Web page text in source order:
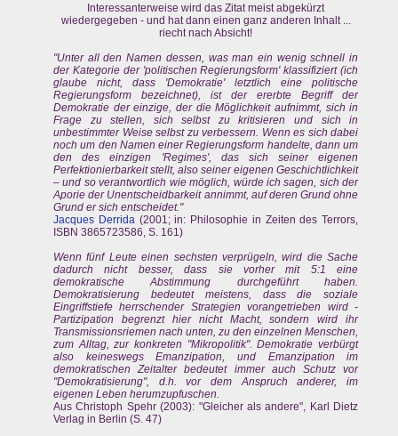
Interessanterweise wird das Zitat meist abgekürzt
wiedergegeben - und hat dann einen ganz anderen Inhalt ...
riecht nach Absicht!
"Unter all den Namen dessen, was man ein wenig schnell in
der Kategorie der 'politischen Regierungsform' klassifiziert (ich
glaube nicht, dass 'Demokratie' letztlich eine politische
Regierungsform bezeichnet), ist der ererbte Begriff der
Demokratie der einzige, der die Möglichkeit aufnimmt, sich in
Frage zu stellen, sich selbst zu kritisieren und sich in
unbestimmter Weise selbst zu verbessern. Wenn es sich dabei
noch um den Namen einer Regierungsform handelte, dann um
den des einzigen 'Regimes', das sich seiner eigenen
Perfektionierbarkeit stellt, also seiner eigenen Geschichtlichkeit
– und so verantwortlich wie möglich, würde ich sagen, sich der
Aporie der Unentscheidbarkeit annimmt, auf deren Grund ohne
Grund er sich entscheidet."
Jacques Derrida (2001; in: Philosophie in Zeiten des Terrors,
ISBN 3865723586, S. 161)
Wenn fünf Leute einen sechsten verprügeln, wird die Sache
dadurch nicht besser, dass sie vorher mit 5:1 eine
demokratische Abstimmung durchgeführt haben.
Demokratisierung bedeutet meistens, dass die soziale
Eingriffstiefe herrschender Strategien vorangetrieben wird -
Partizipation begrenzt hier nicht Macht, sondern wird ihr
Transmissionsriemen nach unten, zu den einzelnen Menschen,
zum Alltag, zur konkreten "Mikropolitik". Demokratie verbürgt
also keineswegs Emanzipation, und Emanzipation im
demokratischen Zeitalter bedeutet immer auch Schutz vor
"Demokratisierung", d.h. vor dem Anspruch anderer, im
eigenen Leben herumzupfuschen.
Aus Christoph Spehr (2003): "Gleicher als andere", Karl Dietz
Verlag in Berlin (S. 47)